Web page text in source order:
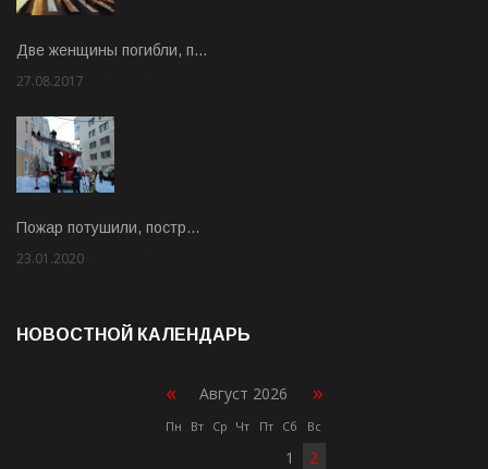
Две женщины погибли, п…
27.08.2017
Пожар потушили, постр…
23.01.2020
НОВОСТНОЙ КАЛЕНДАРЬ
« Август 2026 »
Пн Вт Ср Чт Пт Сб Вс
1
2